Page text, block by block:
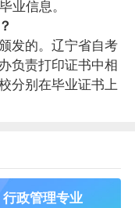
业信息。
发的。辽宁省自考
负责打印证书中相
分别在毕业证书上
行政管理专业